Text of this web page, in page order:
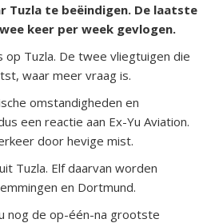
te beëindigen. De laatste
keer per week gevlogen.
op Tuzla. De twee vliegtuigen die
waar meer vraag is.
omstandigheden en
een reactie aan Ex-Yu Aviation.
door hevige mist.
Tuzla. Elf daarvan worden
en Dortmund.
nog de op-één-na grootste